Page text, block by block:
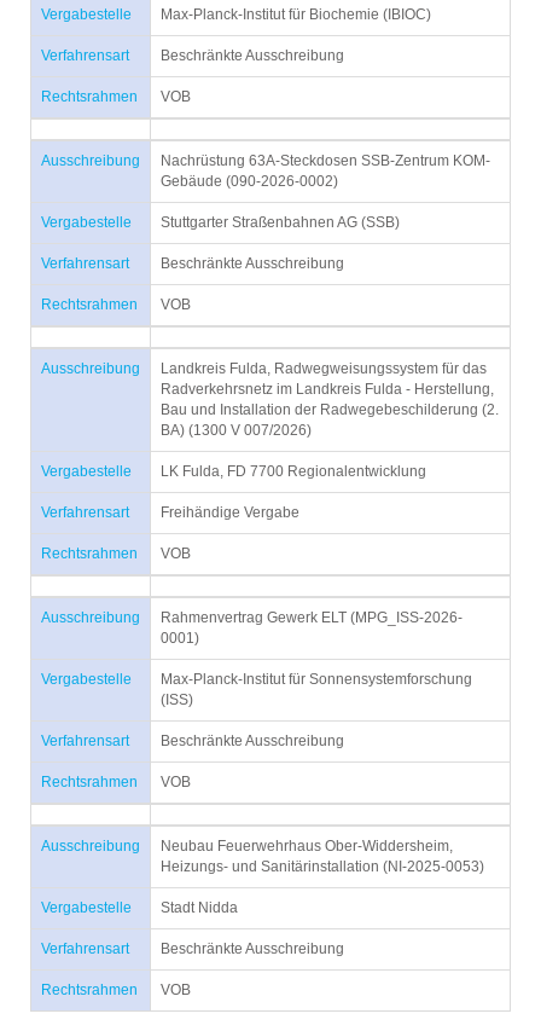
Vergabestelle Max-Planck-Institut für Biochemie (IBIOC)
Verfahrensart Beschränkte Ausschreibung
Rechtsrahmen VOB
Ausschreibung
Nachrüstung 63A-Steckdosen SSB-Zentrum KOM-
Gebäude (090-2026-0002)
Vergabestelle Stuttgarter Straßenbahnen AG (SSB)
Verfahrensart Beschränkte Ausschreibung
Rechtsrahmen VOB
Ausschreibung
Landkreis Fulda, Radwegweisungssystem für das
Radverkehrsnetz im Landkreis Fulda - Herstellung,
Bau und Installation der Radwegebeschilderung (2.
BA) (1300 V 007/2026)
Vergabestelle LK Fulda, FD 7700 Regionalentwicklung
Verfahrensart Freihändige Vergabe
Rechtsrahmen VOB
Ausschreibung
Rahmenvertrag Gewerk ELT (MPG_ISS-2026-
0001)
Vergabestelle
Max-Planck-Institut für Sonnensystemforschung
(ISS)
Verfahrensart Beschränkte Ausschreibung
Rechtsrahmen VOB
Ausschreibung
Neubau Feuerwehrhaus Ober-Widdersheim,
Heizungs- und Sanitärinstallation (NI-2025-0053)
Vergabestelle Stadt Nidda
Verfahrensart Beschränkte Ausschreibung
Rechtsrahmen VOB